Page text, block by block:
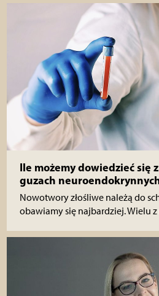
Ile możemy dowiedzieć się
guzach
Nowotwory złośliwe należą do
obawiamy się najbardziej. Wielu z